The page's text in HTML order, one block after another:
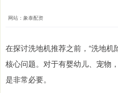
网站：象泰配资
在探讨洗地机推荐之前，“洗地机
核心问题。对于有婴幼儿、宠物
是非常必要。